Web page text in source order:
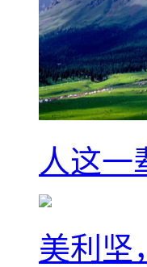
人这一
美利坚